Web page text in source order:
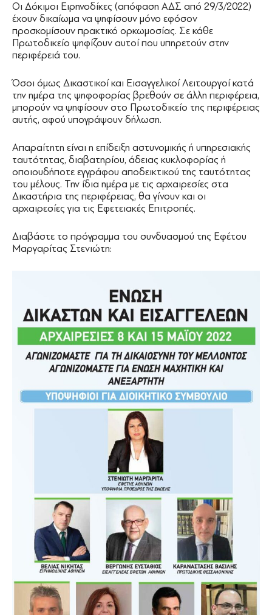
Οι Δόκιμοι Ειρηνοδίκες (απόφαση ΑΔΣ από 29/3/2022)
έχουν δικαίωμα να ψηφίσουν μόνο εφόσον
προσκομίσουν πρακτικό ορκωμοσίας. Σε κάθε
Πρωτοδικείο ψηφίζουν αυτοί που υπηρετούν στην
περιφέρειά του.
Όσοι όμως Δικαστικοί και Εισαγγελικοί Λειτουργοί κατά
την ημέρα της ψηφοφορίας βρεθούν σε άλλη περιφέρεια,
μπορούν να ψηφίσουν στο Πρωτοδικείο της περιφέρειας
αυτής, αφού υπογράψουν δήλωση.
Απαραίτητη είναι η επίδειξη αστυνομικής ή υπηρεσιακής
ταυτότητας, διαβατηρίου, άδειας κυκλοφορίας ή
οποιουδήποτε εγγράφου αποδεικτικού της ταυτότητας
του μέλους. Την ίδια ημέρα με τις αρχαιρεσίες στα
Δικαστήρια της περιφέρειας, θα γίνουν και οι
αρχαιρεσίες για τις Εφετειακές Επιτροπές.
Διαβάστε το πρόγραμμα του συνδυασμού της Εφέτου
Μαργαρίτας Στενιώτη: